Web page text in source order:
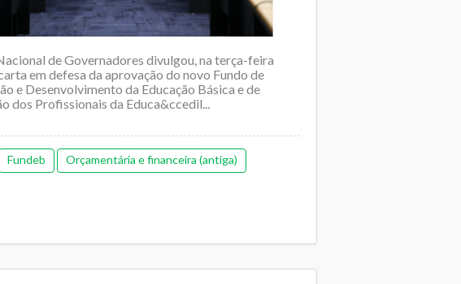
de Governadores divulgou, na terça-feira
em defesa da aprovação do novo Fundo de
e Desenvolvimento da Educação Básica e de
dos Profissionais da Educa&ccedil...
Fundeb Orçamentária e financeira (antiga)